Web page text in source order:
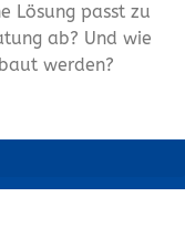
Lösung passt zu
ab? Und wie
werden?